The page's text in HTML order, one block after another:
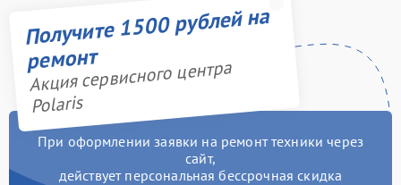
Получите 1500 рублей на
ремонт
Акция сервисного центра
Polaris
При оформлении заявки на ремонт техники через
сайт,
действует персональная бессрочная скидка